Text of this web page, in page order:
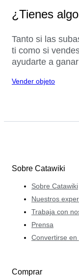
¿Tienes
Tanto si las
ti como si
ayudarte a
Vender objeto
Sobre Catawiki
Sobre Catawiki
Nuestros
Trabaja con
Prensa
Convertirse
Comprar